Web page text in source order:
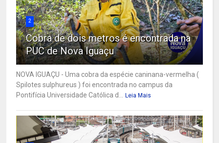
2
Cobra de dois metros é encontrada na
PUC de Nova Iguaçu
NOVA IGUAÇU - Uma cobra da espécie caninana-vermelha (
Spilotes sulphureus ) foi encontrada no campus da
Pontifícia Universidade Católica d...
Leia Mais